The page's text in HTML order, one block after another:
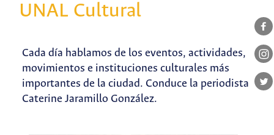
UNAL Cultural
Cada día hablamos de los eventos, actividades,
movimientos e instituciones culturales más
importantes de la ciudad. Conduce la periodista
Caterine Jaramillo González.